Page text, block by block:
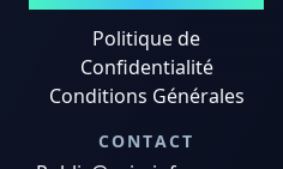
Politique de
Confidentialité
Conditions Générales
CONTACT